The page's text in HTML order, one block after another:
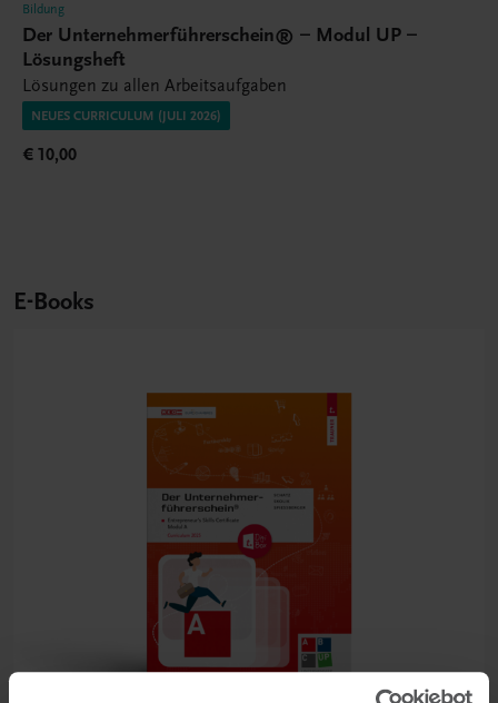
Bildung
Der Unternehmerführerschein® – Modul UP –
Lösungsheft
Lösungen zu allen Arbeitsaufgaben
NEUES CURRICULUM (JULI 2026)
€ 10,00
E-Books